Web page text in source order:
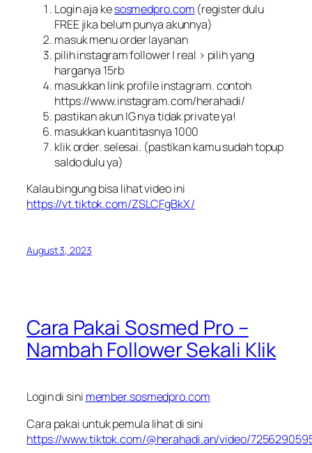
Login aja kesosmedpro.com (register dulu
FREE jika belum punya akunnya)
masuk menu order layanan
pilih instagram follower | real > pilih yang
harganya 15rb
masukkan link profile instagram. contoh
https://www.instagram.com/herahadi/
pastikan akun IG nya tidak private ya!
masukkan kuantitasnya 1000
klik order. selesai. (pastikan kamu sudah topup
saldo dulu ya)
Kalau bingung bisa lihat video ini
https://vt.tiktok.com/ZSLCFgBkX/
August 3, 2023
Cara Pakai Sosmed Pro –
Nambah Follower Sekali Klik
Login di sini member.sosmedpro.com
Cara pakai untuk pemula lihat di sini
https://www.tiktok.com/@herahadi.an/video/